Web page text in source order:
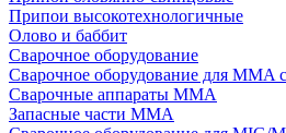
Припои высокотехнологичные
Олово и баббит
Сварочное оборудование
Сварочное оборудование для MMA
Сварочные аппараты MMA
Запасные части MMA